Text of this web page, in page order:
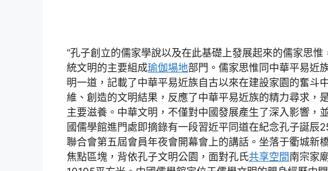
“孔子創立的儒家學說以及在此基礎上發展起來的儒家思
統文明的主要組成瑜伽場地部門。儒家思惟同中華平易近
明一道，記載了中華平易近族自古以來在建設家園的奮斗
維、創造的文明結果，反應了中華平易近族的精力尋求，
主要滋養。中華文明，不僅對中國發展產生了深入影響，
國儒學館進門處即摘錄有一段習近平同道在紀念孔子誕辰
聯合會第五屆會員年夜會開幕會上的講話。坐落于衢城新
焦點區塊，背依孔子文明公園，面對孔氏共享空間南宗家